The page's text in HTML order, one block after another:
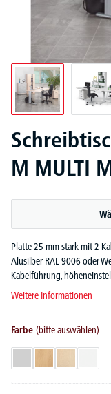
M MULTI
Platte 25 mm stark mit 2
Alusilber RAL 9006 oder
Kabelführung,
Weitere Informationen
Farbe (bitte auswählen)